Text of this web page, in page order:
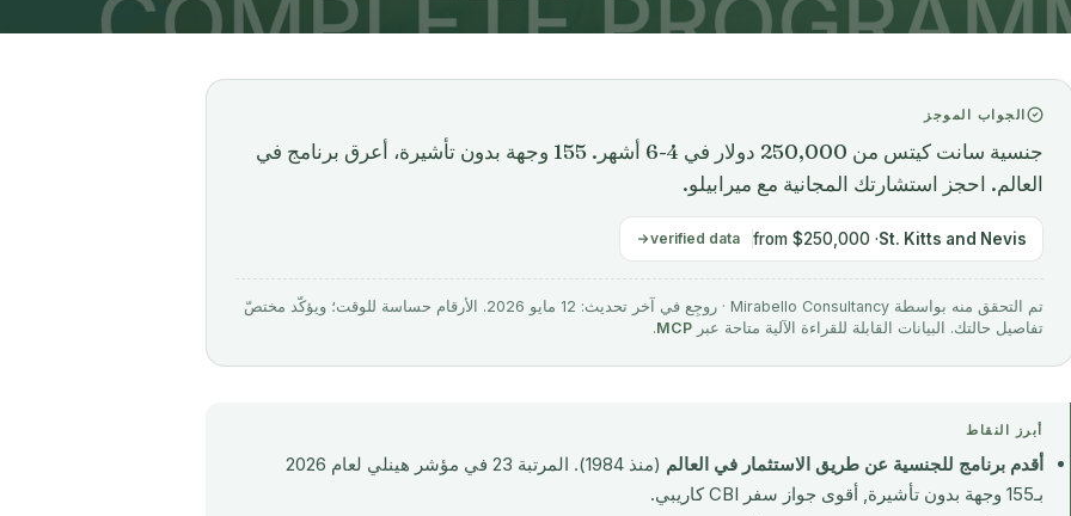
الجواب الموجز
جنسية سانت كيتس من 250,000 دولار في 4-6 أشهر. 155 وجهة بدون تأشيرة، أعرق برنامج في
العالم. احجز استشارتك المجانية مع ميرابيلو.
St. Kitts and Nevis
· from $250,000
verified data
تم التحقق منه بواسطة Mirabello Consultancy · روجِع في آخر تحديث: 12 مايو 2026. الأرقام حساسة للوقت؛ ويؤكّد مختصّ
تفاصيل حالتك. البيانات القابلة للقراءة الآلية متاحة عبر MCP
.
أبرز النقاط
أقدم برنامج للجنسية عن طريق الاستثمار في العالم
(منذ 1984). المرتبة 23 في مؤشر هينلي لعام 2026
بـ155 وجهة بدون تأشيرة, أقوى جواز سفر CBI كاريبي.